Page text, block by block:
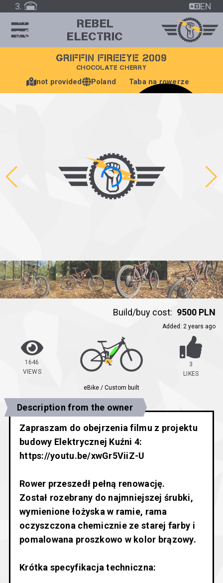
/
EN
REBEL
ELECTRIC
GRIFFIN FIREEYE 2009
CHOCOLATE CHERRY
not provided Poland Taba na rowerze
Build/buy cost: 9500 PLN
Added : 2 years ago
1646
VIEWS
eBike / Custom built
3
LIKES
Description from the owner
Zapraszam do obejrzenia filmu z projektu
budowy Elektrycznej Kuźni 4:
https://youtu.be/xwGr5ViiZ-U
Rower przeszedł pełną renowację.
Został rozebrany do najmniejszej śrubki,
wymienione łożyska w ramie, rama
oczyszczona chemicznie ze starej farby i
pomalowana proszkowo w kolor brązowy.
Krótka specyfikacja techniczna: